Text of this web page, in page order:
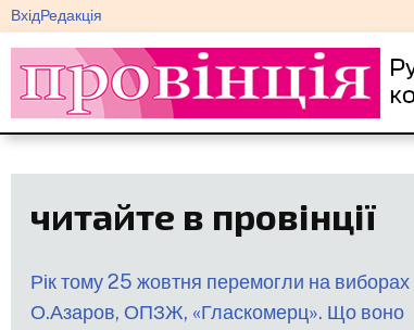
Перейти
до
основного
вмісту
меню
облікового
запису
користувача
ВхідРедакція
читайте в провінції
Рік тому 25 жовтня перемогли на виборах
О.Азаров, ОПЗЖ, «Гласкомерц». Що воно